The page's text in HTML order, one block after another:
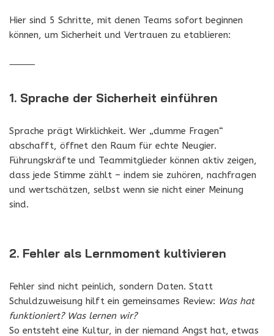
Hier sind 5 Schritte, mit denen Teams sofort beginnen
können, um Sicherheit und Vertrauen zu etablieren:
⸻
1. Sprache der Sicherheit einführen
Sprache prägt Wirklichkeit. Wer „dumme Fragen“
abschafft, öffnet den Raum für echte Neugier.
Führungskräfte und Teammitglieder können aktiv zeigen,
dass jede Stimme zählt – indem sie zuhören, nachfragen
und wertschätzen, selbst wenn sie nicht einer Meinung
sind.
2. Fehler als Lernmoment kultivieren
Fehler sind nicht peinlich, sondern Daten. Statt
Schuldzuweisung hilft ein gemeinsames Review: Was hat
funktioniert? Was lernen wir?
So entsteht eine Kultur, in der niemand Angst hat, etwas